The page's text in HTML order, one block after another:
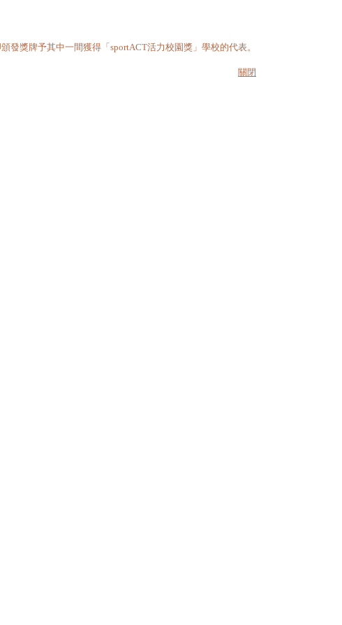
獎牌予其中一間獲得「sportACT活力校園獎」學校的代表。
關閉